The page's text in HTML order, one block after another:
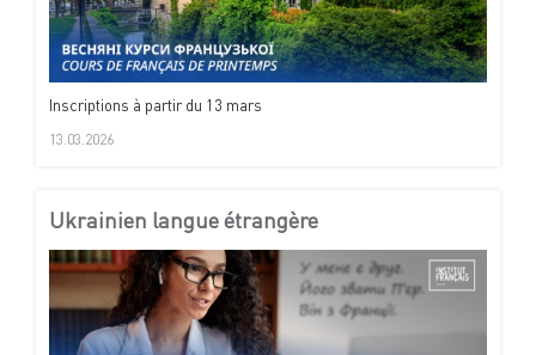
Inscriptions à partir du 13 mars
13.03.2026
Ukrainien langue étrangère